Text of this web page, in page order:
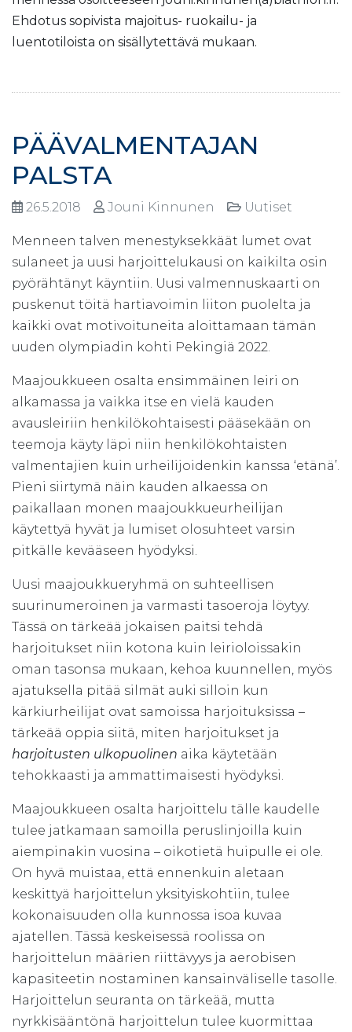
Ehdotus sopivista majoitus- ruokailu- ja
luentotiloista on sisällytettävä mukaan.
PÄÄVALMENTAJAN
PALSTA
26.5.2018 Jouni Kinnunen Uutiset
Menneen talven menestyksekkäät lumet ovat
sulaneet ja uusi harjoittelukausi on kaikilta osin
pyörähtänyt käyntiin. Uusi valmennuskaarti on
puskenut töitä hartiavoimin liiton puolelta ja
kaikki ovat motivoituneita aloittamaan tämän
uuden olympiadin kohti Pekingiä 2022.
Maajoukkueen osalta ensimmäinen leiri on
alkamassa ja vaikka itse en vielä kauden
avausleiriin henkilökohtaisesti pääsekään on
teemoja käyty läpi niin henkilökohtaisten
valmentajien kuin urheilijoidenkin kanssa ‘etänä’.
Pieni siirtymä näin kauden alkaessa on
paikallaan monen maajoukkueurheilijan
käytettyä hyvät ja lumiset olosuhteet varsin
pitkälle kevääseen hyödyksi.
Uusi maajoukkueryhmä on suhteellisen
suurinumeroinen ja varmasti tasoeroja löytyy.
Tässä on tärkeää jokaisen paitsi tehdä
harjoitukset niin kotona kuin leirioloissakin
oman tasonsa mukaan, kehoa kuunnellen, myös
ajatuksella pitää silmät auki silloin kun
kärkiurheilijat ovat samoissa harjoituksissa –
tärkeää oppia siitä, miten harjoitukset ja
harjoitusten ulkopuolinen aika käytetään
tehokkaasti ja ammattimaisesti hyödyksi.
Maajoukkueen osalta harjoittelu tälle kaudelle
tulee jatkamaan samoilla peruslinjoilla kuin
aiempinakin vuosina – oikotietä huipulle ei ole.
On hyvä muistaa, että ennenkuin aletaan
keskittyä harjoittelun yksityiskohtiin, tulee
kokonaisuuden olla kunnossa isoa kuvaa
ajatellen. Tässä keskeisessä roolissa on
harjoittelun määrien riittävyys ja aerobisen
kapasiteetin nostaminen kansainväliselle tasolle.
Harjoittelun seuranta on tärkeää, mutta
nyrkkisääntönä harjoittelun tulee kuormittaa